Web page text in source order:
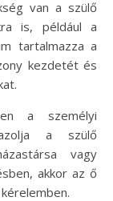
van a szülő
is, például a
tartalmazza a
kezdetét és
a személyi
a szülő
vagy
akkor az ő